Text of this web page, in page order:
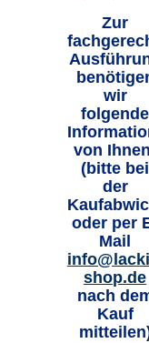
Zur
wir
folgende
von
(bitte bei
der
oder per
Mail
shop.de
nach
Kauf